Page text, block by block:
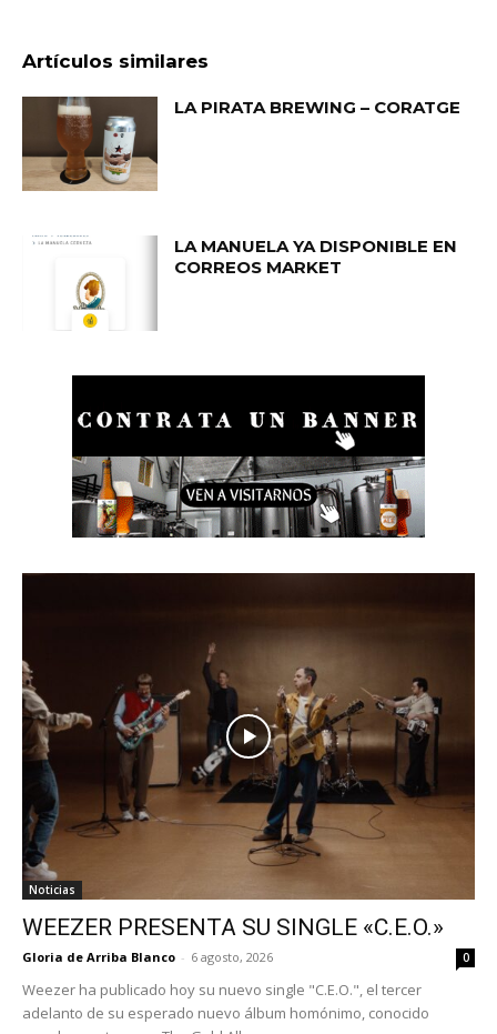
Artículos similares
LA PIRATA BREWING – CORATGE
LA MANUELA YA DISPONIBLE EN
CORREOS MARKET
Noticias
WEEZER PRESENTA SU SINGLE «C.E.O.»
Gloria de Arriba Blanco - 6 agosto, 2026 0
Weezer ha publicado hoy su nuevo single "C.E.O.", el tercer
adelanto de su esperado nuevo álbum homónimo, conocido